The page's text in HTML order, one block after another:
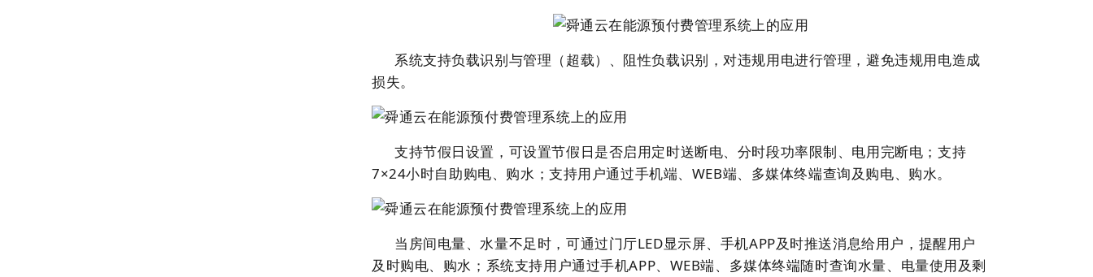
系统支持负载识别与管理（超载）、阻性负载识别，对违规用电进行管理，避免违规用电造成
损失。
支持节假日设置，可设置节假日是否启用定时送断电、分时段功率限制、电用完断电；支持
7×24小时自助购电、购水；支持用户通过手机端、WEB端、 多媒体终端查询及购电、购水。
当房间电量、水量不足时，可通过门厅LED显示屏、手机APP及时推送消息给用户，提醒用户
及时购电、购水；系统支持用户通过手机APP、WEB端、多媒体终端随时查询水量、电量使用及剩